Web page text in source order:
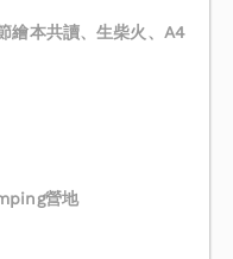
繪本共讀、生柴火、A4
營地